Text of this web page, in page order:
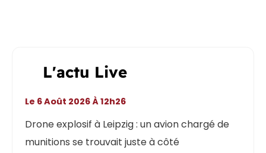
L'actu Live
Drone explosif à Leipzig : un avion chargé de
munitions se trouvait juste à côté
Le 6 Août 2026 À 12h26